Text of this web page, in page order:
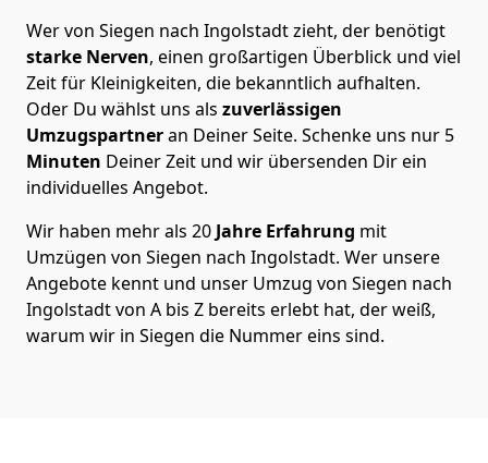
Wer von Siegen nach Ingolstadt zieht, der benötigt
starke Nerven, einen großartigen Überblick und viel
Zeit für Kleinigkeiten, die bekanntlich aufhalten.
Oder Du wählst uns als zuverlässigen
Umzugspartneran Deiner Seite. Schenke uns nur 5
Minuten Deiner Zeit und wir übersenden Dir ein
individuelles Angebot.
Wir haben mehr als 20 Jahre Erfahrung mit
Umzügen von Siegen nach Ingolstadt. Wer unsere
Angebote kennt und unser Umzug von Siegen nach
Ingolstadt von A bis Z bereits erlebt hat, der weiß,
warum wir in Siegen die Nummer eins sind.